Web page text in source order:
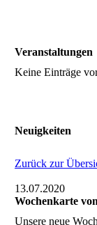
Veranstaltungen
Keine Einträge
Neuigkeiten
Zurück zur
13.07.2020
Wochenkarte
Unsere neue